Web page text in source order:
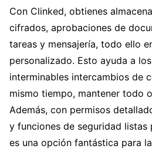
Con Clinked, obtienes
cifrados, aprobaciones de
tareas y mensajería, todo ello
personalizado. Esto ayuda a
interminables intercambios de
mismo tiempo, mantener todo
Además, con permisos
y funciones de seguridad listas
es una opción fantástica para